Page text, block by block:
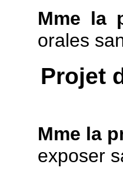
Mme la
orales
Projet
Mme la
exposer